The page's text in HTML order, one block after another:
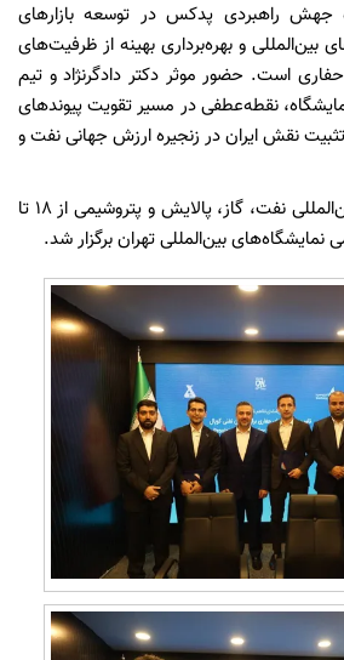
جهش راهبردی پدکس در توسعه بازارهای
و بهره‌برداری بهینه از ظرفیت‌های
است. حضور موثر دکتر دادگرنژاد و تیم
نقطه‌عطفی در مسیر تقویت پیوندهای
نقش ایران در زنجیره ارزش جهانی نفت و
بیست‌ونهمین نمایشگاه بین‌المللی نفت، گاز، پالایش و پتروشیمی از ۱۸ تا